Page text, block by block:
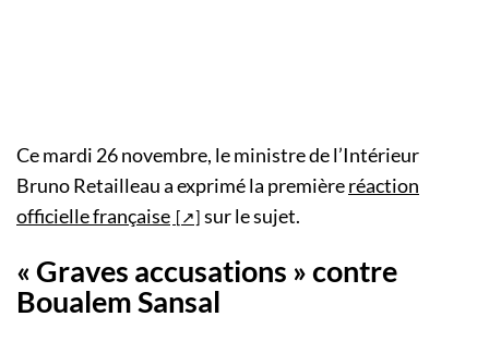
Ce mardi 26 novembre, le ministre de l’Intérieur
Bruno Retailleau a exprimé la premièreréaction
officielle française
sur le sujet.
« Graves accusations » contre
Boualem Sansal